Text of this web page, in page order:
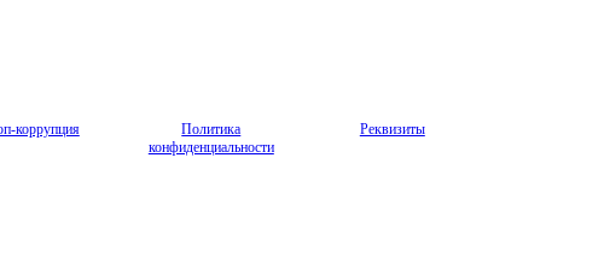
коррупция
Политика
конфиденциальности
Реквизиты